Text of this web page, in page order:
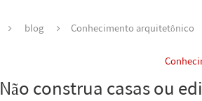
blog Conhecimento arquitetônico
Não construa casas ou